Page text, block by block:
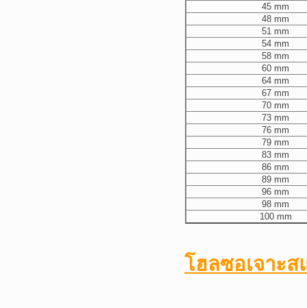
45 mm
48 mm
51 mm
54 mm
58 mm
60 mm
64 mm
67 mm
70 mm
73 mm
76 mm
79 mm
83 mm
86 mm
89 mm
96 mm
98 mm
100 mm
โฮลซอเจาะ